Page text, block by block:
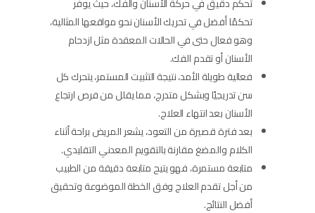
تحكمًا أفضل في تحريك الأسنان نحو مواقعها المثالية،
وهو فعال حتى في الحالات المعقدة مثل ازدحام
الأسنان أو تقدم الفك.
فعالية طويلة الأمد، نتيجة التثبيت المستمر، يتحرك كل
سن تدريجيًا وبشكل متدرج، مما يقلل من فرص ارتجاع
الأسنان بعد انتهاء العلاج.
بعد فترة قصيرة من التعود، يشعر المريض براحة أثناء
الكلام والمضغ مقارنة بالتقويم المعدني التقليدي.
متابعة مستمرة، فهو يتيح متابعة دقيقة من الطبيب
من أجل تقدم العلاج وفق الخطة الموضوعة وتحقيق
أفضل النتائج.